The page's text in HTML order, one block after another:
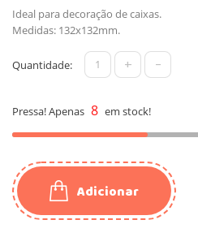
Ideal para decoração de caixas.
Medidas: 132x132mm.
Quantidade: + -
Pressa! Apenas 8 em stock!
Adicionar